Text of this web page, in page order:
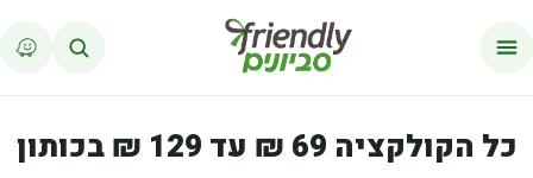
כל הקולקציה 69 ₪ עד 129 ₪ בכותון